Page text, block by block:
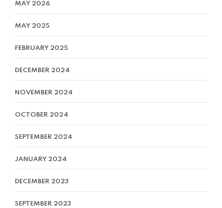
MAY 2026
MAY 2025
FEBRUARY 2025
DECEMBER 2024
NOVEMBER 2024
OCTOBER 2024
SEPTEMBER 2024
JANUARY 2024
DECEMBER 2023
SEPTEMBER 2023